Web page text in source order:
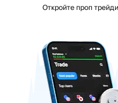
Откройте проп